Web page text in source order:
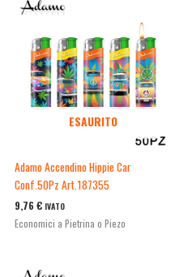
ESAURITO
Adamo Accendino Hippie Car
Conf.50Pz Art.187355
9,76 € IVATO
Economici a Pietrina o Piezo